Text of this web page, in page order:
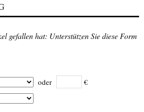
gefallen hat: Unterstützen Sie diese Form
oder €